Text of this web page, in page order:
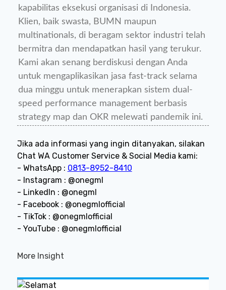
kapabilitas eksekusi organisasi di Indonesia.
Klien, baik swasta, BUMN maupun
multinationals, di beragam sektor industri telah
bermitra dan mendapatkan hasil yang terukur.
Kami akan senang berdiskusi dengan Anda
untuk mengaplikasikan jasa fast-track selama
dua minggu untuk menerapkan sistem dual-
speed performance management berbasis
strategy map dan OKR melewati pandemik ini.
Jika ada informasi yang ingin ditanyakan, silakan
Chat WA Customer Service & Social Media kami:
- WhatsApp : 0813-8952-8410
- Instagram : @onegml
- LinkedIn : @onegml
- Facebook : @onegmlofficial
- TikTok : @onegmlofficial
- YouTube : @onegmlofficial
More Insight